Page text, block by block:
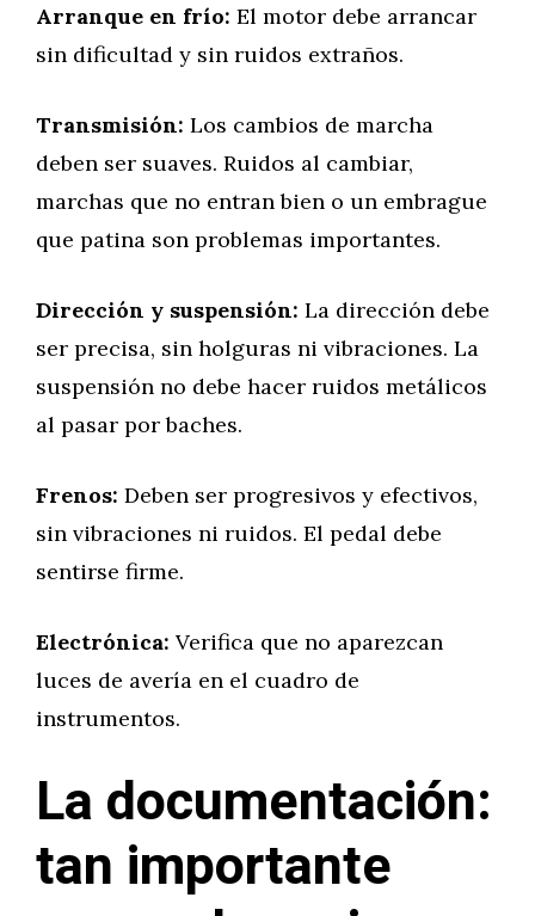
Arranque en frío: El motor debe arrancar
sin dificultad y sin ruidos extraños.
Transmisión: Los cambios de marcha
deben ser suaves. Ruidos al cambiar,
marchas que no entran bien o un embrague
que patina son problemas importantes.
Dirección y suspensión: La dirección debe
ser precisa, sin holguras ni vibraciones. La
suspensión no debe hacer ruidos metálicos
al pasar por baches.
Frenos: Deben ser progresivos y efectivos,
sin vibraciones ni ruidos. El pedal debe
sentirse firme.
Electrónica: Verifica que no aparezcan
luces de avería en el cuadro de
instrumentos.
La documentación:
tan importante